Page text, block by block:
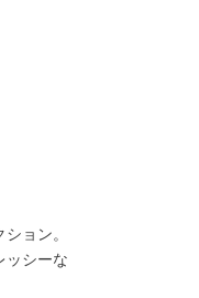
ョン。
ッシーな